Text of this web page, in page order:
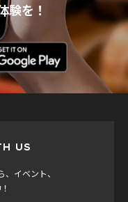
験を！
US
イベント、